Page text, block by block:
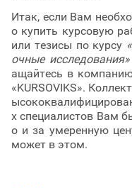
Итак, если Вам
о купить курсовую
или тезисы по курсу
очные исследования»
ащайтесь в
«KURSOVIKS».
х специалистов Вам
о и за умеренную
может в этом.